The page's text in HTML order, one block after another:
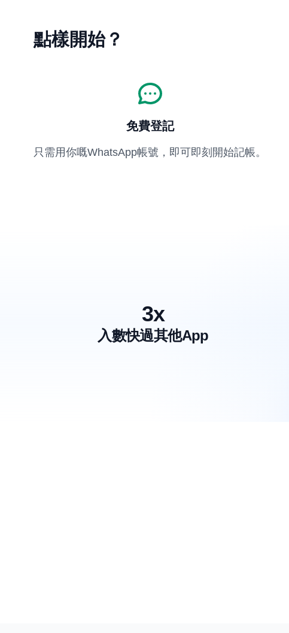
點樣開始？
免費登記
只需用你嘅WhatsApp帳號，即可即刻開始記帳。
3x
入數快過其他App